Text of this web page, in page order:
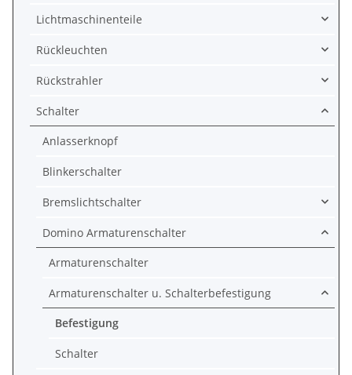
Lichtmaschinenteile
Rückleuchten
Rückstrahler
Schalter
Anlasserknopf
Blinkerschalter
Bremslichtschalter
Domino Armaturenschalter
Armaturenschalter
Armaturenschalter u. Schalterbefestigung
Befestigung
Schalter